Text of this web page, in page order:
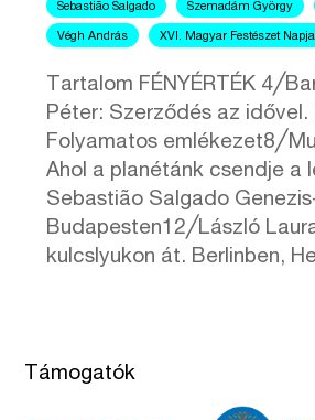
Sebastião Salgado Szemadám György
Végh András XVI. Magyar Festészet Napja
Tartalom FÉNYÉRTÉK
Péter: Szerződés az idővel.
Folyamatos
Ahol a planétánk csendje a
Sebastião Salgado
Budapesten12╱László
kulcslyukon át. Berlinben,
Támogatók